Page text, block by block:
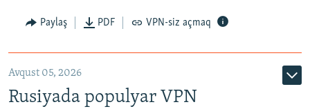
Paylaş PDF VPN-siz açmaq
Avqust 05, 2026
Rusiyada populyar VPN